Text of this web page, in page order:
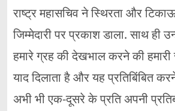
राष्ट्र महासचिव ने स्थिरता और
जिम्मेदारी पर प्रकाश डाला. साथ ही
हमारे ग्रह की देखभाल करने की हमारी
याद दिलाता है और यह प्रतिबिंबित
अभी भी एक-दूसरे के प्रति अपनी